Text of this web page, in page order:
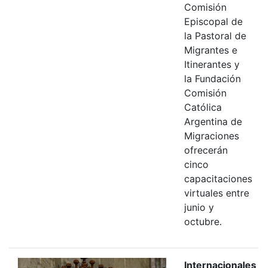
Comisión
Episcopal de
la Pastoral de
Migrantes e
Itinerantes y
la Fundación
Comisión
Católica
Argentina de
Migraciones
ofrecerán
cinco
capacitaciones
virtuales entre
junio y
octubre.
Internacionales